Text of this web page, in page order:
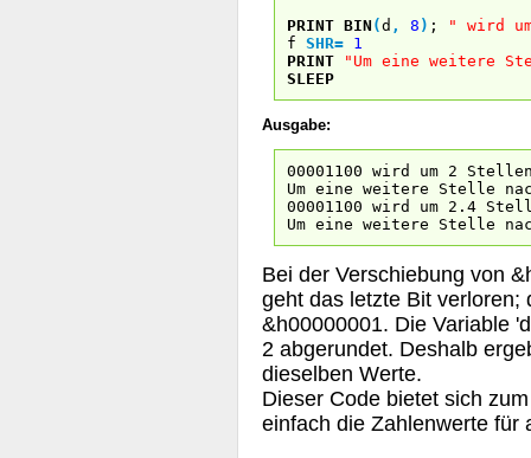
PRINT BIN (d , 8 ) ;
" wird
f SHR= 1
PRINT
"Um eine weitere
SLEEP
Ausgabe:
00001100 wird um 2
Um eine weitere Stelle
00001100 wird um 2.4
Um eine weitere Stelle
Bei der Verschiebung von
geht das letzte Bit verloren;
&h00000001. Die Variable
2 abgerundet. Deshalb
dieselben Werte.
Dieser Code bietet sich
einfach die Zahlenwerte für